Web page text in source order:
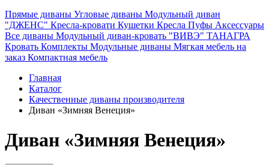
Прямые диваны Угловые диваны Модульный диван
"ДЖЕНС" Кресла-кровати Кушетки Кресла Пуфы Аксессуары
Все диваны Модульный диван-кровать "ВИВЭ" ТАНАГРА
Кровать Комплекты Модульные диваны Мягкая мебель на
заказ Компактная мебель
Главная
Каталог
Качественные диваны производителя
Диван «Зимняя Венеция»
Диван «Зимняя Венеция»